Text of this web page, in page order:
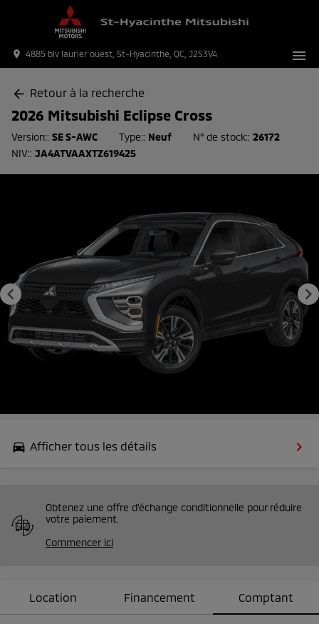
menu
place 4885 blv laurier ouest, St-Hyacinthe, QC, J2S3V4
arrow_back Retour à la recherche
2026 Mitsubishi Eclipse Cross
Version:: SE S-AWC Type:: Neuf N° de stock:: 26172
NIV:: JA4ATVAAXTZ619425
keyboard_arrow_left keyboard_arrow_right
drive_eta Afficher tous les détails keyboard_arrow_right
Obtenez une offre d’échange conditionnelle pour réduire
votre paiement.
Commencer ici
Location Financement Comptant